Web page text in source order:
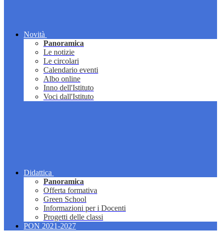
Novità
Panoramica
Le notizie
Le circolari
Calendario eventi
Albo online
Inno dell'Istituto
Voci dall'Istituto
Didattica
Panoramica
Offerta formativa
Green School
Informazioni per i Docenti
Progetti delle classi
PON 2021-2027